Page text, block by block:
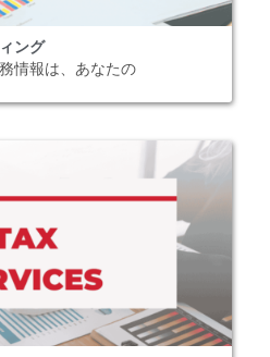
ング
情報は、あなたの